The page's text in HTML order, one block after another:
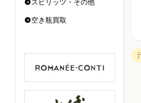
スピリッツ・その他
空き瓶買取